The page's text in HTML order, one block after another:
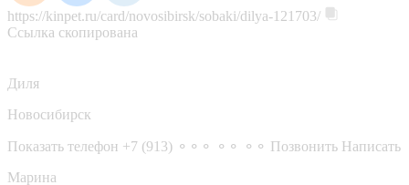
https://kinpet.ru/card/novosibirsk/sobaki/dilya-121703/
Ссылка скопирована
Диля
Новосибирск
Показать телефон +7 (913) ⚬⚬⚬ ⚬⚬ ⚬⚬ Позвонить Написать
Марина